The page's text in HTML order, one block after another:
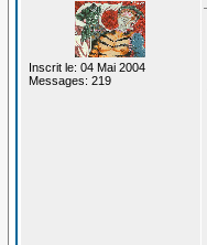
Inscrit le: 04 Mai 2004
Messages: 219